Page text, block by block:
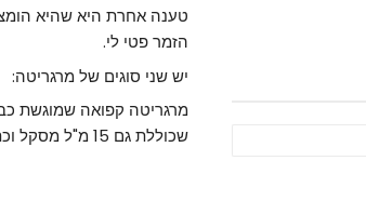
טענה אחרת היא שהיא
הזמר פטי לי.
יש שני סוגים של מרגריטה:
מרגריטה קפואה שמוגשת
שכוללת גם 15 מ"ל מסקל וכתר מלח שעשוי ממלח מעושן.